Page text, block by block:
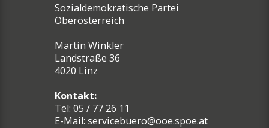
Sozialdemokratische Partei
Oberösterreich
Martin Winkler
Landstraße 36
4020 Linz
Kontakt:
Tel: 05 / 77 26 11
E-Mail: servicebuero@ooe.spoe.at